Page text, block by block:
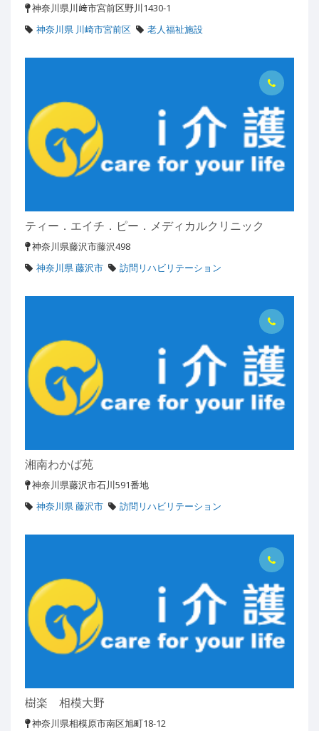
神奈川県川﨑市宮前区野川1430-1
神奈川県 川崎市宮前区
老人福祉施設
ティー．エイチ．ピー．メディカルクリニック
神奈川県藤沢市藤沢498
神奈川県 藤沢市
訪問リハビリテーション
湘南わかば苑
神奈川県藤沢市石川591番地
神奈川県 藤沢市
訪問リハビリテーション
樹楽 相模大野
神奈川県相模原市南区旭町18-12